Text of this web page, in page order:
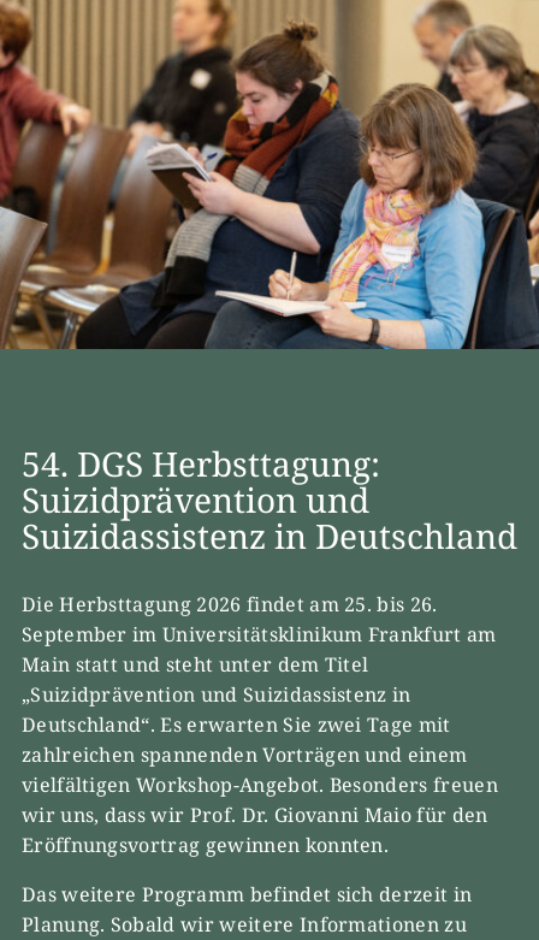
54. DGS Herbsttagung:
Suizidprävention und
Suizidassistenz in Deutschland
Die Herbsttagung 2026 findet am 25. bis 26.
September im Universitätsklinikum Frankfurt am
Main statt und steht unter dem Titel
„Suizidprävention und Suizidassistenz in
Deutschland“. Es erwarten Sie zwei Tage mit
zahlreichen spannenden Vorträgen und einem
vielfältigen Workshop-Angebot. Besonders freuen
wir uns, dass wir Prof. Dr. Giovanni Maio für den
Eröffnungsvortrag gewinnen konnten.
Das weitere Programm befindet sich derzeit in
Planung. Sobald wir weitere Informationen zu